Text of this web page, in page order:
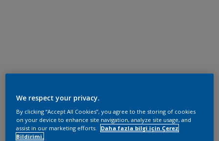
We respect your privacy.
By clicking “Accept All Cookies”, you agree to the storing of cookies
on your device to enhance site navigation, analyze site usage, and
assist in our marketing efforts.
Daha fazla bilgi için Çerez
Bildirimi.